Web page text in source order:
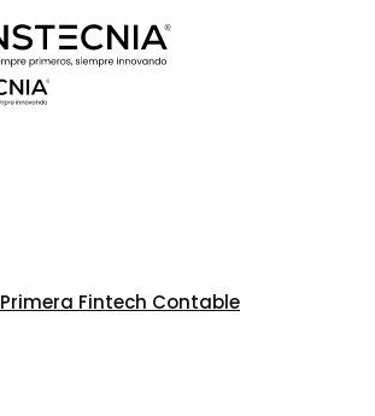
Primera Fintech Contable